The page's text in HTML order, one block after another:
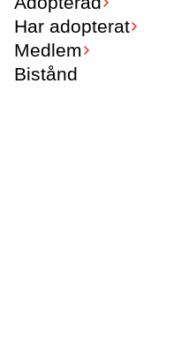
Har adopterat
Medlem
Bistånd